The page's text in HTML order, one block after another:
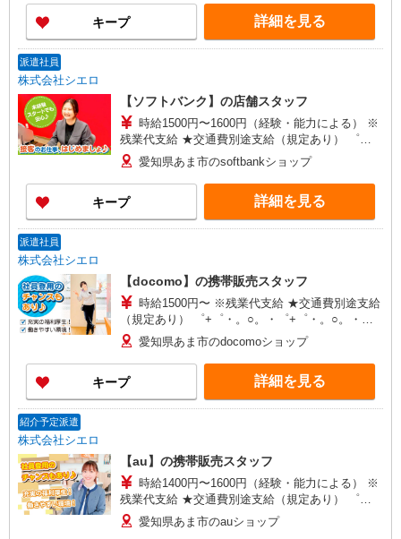
ィブ支給(規定有) ★月2回払い・週払い可能（規程
有）★ ゜・。○。・゜+゜・。○。・゜+゜
キープ 詳細を見る
派遣社員
株式会社シエロ
【ソフトバンク】の店舗スタッフ
時給1500円〜1600円（経験・能力による） ※
残業代支給 ★交通費別途支給（規定あり） ゜
+゜・。○。・゜+゜・。○。・゜+゜ 入社祝い金10
万円支給(規定有) お友達を紹介頂くと, インセンテ
ィブ支給(規定有) ★月2回払い・週払い可能（規程
有）★ ゜・。○。・゜+゜・。○。・゜+゜
愛知県あま市のsoftbankショップ
キープ 詳細を見る
派遣社員
株式会社シエロ
【docomo】の携帯販売スタッフ
時給1500円〜 ※残業代支給 ★交通費別途支給
（規定あり） ゜+゜・。○。・゜+゜・。○。・゜
+゜ 入社祝い金10万円支給(規定有) お友達を紹介
頂くと, インセンティブ支給(規定有) ★月2回払
い・週払い可能（規程有）★ ゜・。○。・゜
+゜・。○。・゜+゜
愛知県あま市のdocomoショップ
キープ 詳細を見る
紹介予定派遣
株式会社シエロ
【au】の携帯販売スタッフ
時給1400円〜1600円（経験・能力による） ※
残業代支給 ★交通費別途支給（規定あり） ゜
+゜・。○。・゜+゜・。○。・゜+゜ 入社祝い金10
万円支給(規定有) お友達を紹介頂くと, インセンテ
愛知県あま市のauショップ